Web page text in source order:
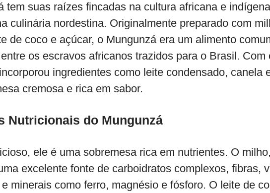
tem suas raízes fincadas na cultura africana e
culinária nordestina. Originalmente preparado com
de coco e açúcar, o Mungunzá era um alimento
os escravos africanos trazidos para o Brasil. Com
ingredientes como leite condensado, canela
cremosa e rica em sabor.
Nutricionais do Mungunzá
ele é uma sobremesa rica em nutrientes. O
excelente fonte de carboidratos complexos, fibras,
minerais como ferro, magnésio e fósforo. O leite de